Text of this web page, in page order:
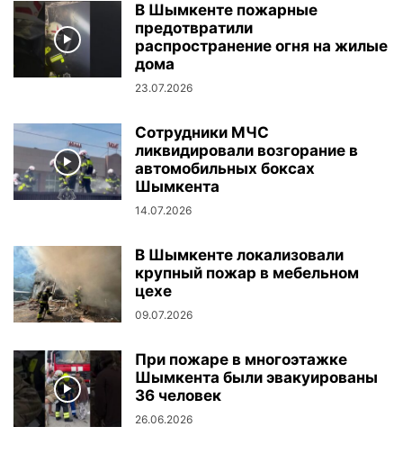
В Шымкенте пожарные
предотвратили
распространение огня на жилые
дома
23.07.2026
Сотрудники МЧС
ликвидировали возгорание в
автомобильных боксах
Шымкента
14.07.2026
В Шымкенте локализовали
крупный пожар в мебельном
цехе
09.07.2026
При пожаре в многоэтажке
Шымкента были эвакуированы
36 человек
26.06.2026